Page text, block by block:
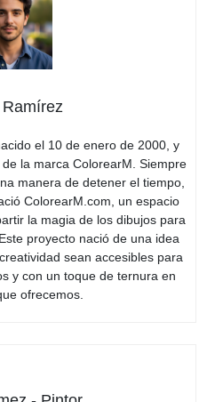
el 10 de enero de 2000, y
la marca ColorearM. Siempre
manera de detener el tiempo,
ColorearM.com, un espacio
la magia de los dibujos para
proyecto nació de una idea
sean accesibles para
y con un toque de ternura en
ofrecemos.